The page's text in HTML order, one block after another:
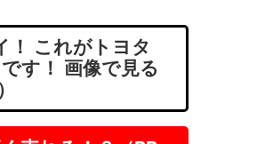
！ これがトヨタ
す！ 画像で見る